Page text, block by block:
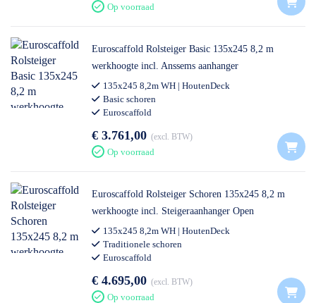
Op voorraad
Euroscaffold Rolsteiger Basic 135x245 8,2 m
werkhoogte incl. Anssems aanhanger
135x245 8,2m WH | HoutenDeck
Basic schoren
Euroscaffold
€ 3.761,00 excl. BTW
Op voorraad
Euroscaffold Rolsteiger Schoren 135x245 8,2 m
werkhoogte incl. Steigeraanhanger Open
135x245 8,2m WH | HoutenDeck
Traditionele schoren
Euroscaffold
€ 4.695,00 excl. BTW
Op voorraad